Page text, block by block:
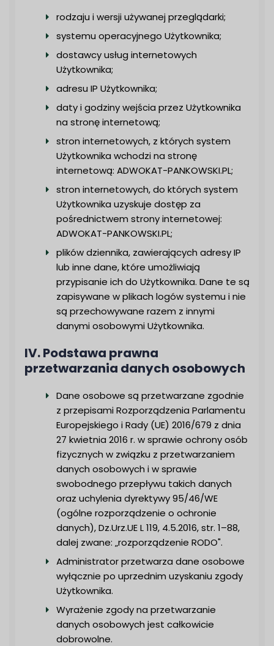
rodzaju i wersji używanej przeglądarki;
systemu operacyjnego Użytkownika;
dostawcy usług internetowych
Użytkownika;
adresu IP Użytkownika;
daty i godziny wejścia przez Użytkownika
na stronę internetową;
stron internetowych, z których system
Użytkownika wchodzi na stronę
internetową: ADWOKAT-PANKOWSKI.PL;
stron internetowych, do których system
Użytkownika uzyskuje dostęp za
pośrednictwem strony internetowej:
ADWOKAT-PANKOWSKI.PL;
plików dziennika, zawierających adresy IP
lub inne dane, które umożliwiają
przypisanie ich do Użytkownika. Dane te są
zapisywane w plikach logów systemu i nie
są przechowywane razem z innymi
danymi osobowymi Użytkownika.
IV. Podstawa prawna
przetwarzania danych osobowych
Dane osobowe są przetwarzane zgodnie
z przepisami Rozporządzenia Parlamentu
Europejskiego i Rady (UE) 2016/679 z dnia
27 kwietnia 2016 r. w sprawie ochrony osób
fizycznych w związku z przetwarzaniem
danych osobowych i w sprawie
swobodnego przepływu takich danych
oraz uchylenia dyrektywy 95/46/WE
(ogólne rozporządzenie o ochronie
danych), Dz.Urz.UE L 119, 4.5.2016, str. 1–88,
dalej zwane: „rozporządzenie RODO".
Administrator przetwarza dane osobowe
wyłącznie po uprzednim uzyskaniu zgody
Użytkownika.
Wyrażenie zgody na przetwarzanie
danych osobowych jest całkowicie
dobrowolne.